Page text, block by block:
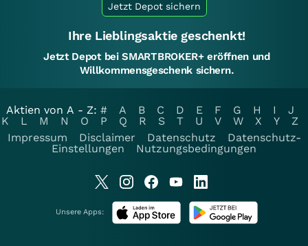
Jetzt Depot sichern
Ihre Lieblingsaktie geschenkt!
Jetzt Depot bei SMARTBROKER+ eröffnen und
Willkommensgeschenk sichern.
Aktien von A - Z: # A B C D E F G H I
J
K
L M N O P Q R S T U V W X Y
Z
Impressum
Disclaimer Datenschutz
Datenschutz-
Einstellungen
Nutzungsbedingungen
Unsere Apps: